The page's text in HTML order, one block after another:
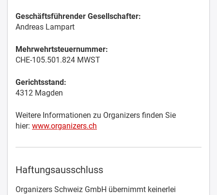
Geschäftsführender Gesellschafter:
Andreas Lampart
Mehrwehrtsteuernummer:
CHE-105.501.824 MWST
Gerichtsstand:
4312 Magden
Weitere Informationen zu Organizers finden Sie
hier: www.organizers.ch
Haftungsausschluss
Organizers Schweiz GmbH übernimmt keinerlei